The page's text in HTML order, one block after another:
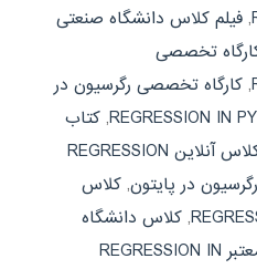
, فیلم کلاس دانشگاه صنعتی
تخصصی
, کارگاه تخصصی رگرسیون در
, کتاب
کلاس آنلاین REGRESSION
در پایتون, کلاس
, کلاس دانشگاه
مدرک معتبر REGRESSION IN